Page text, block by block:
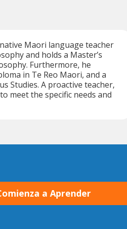
Maori language teacher
and holds a Master’s
Furthermore, he
in Te Reo Maori, and a
Studies. A proactive teacher,
meet the specific needs and
a Aprender